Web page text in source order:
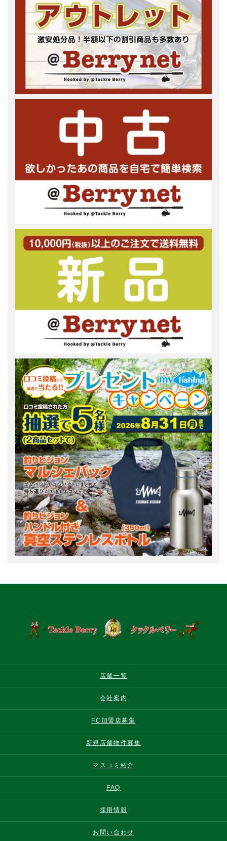
店舗一覧
会社案内
FC加盟店募集
新規店舗物件募集
マスコミ紹介
FAQ
採用情報
お問い合わせ